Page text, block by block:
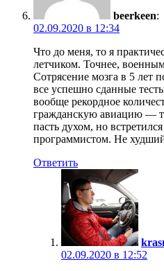
beerkeen:
02.09.2020 в 12:34
Что до меня, то я
летчиком. Точнее,
Сотрясение мозга в 5 лет
все успешно сданные
вообще рекордное
гражданскую авиацию —
пасть духом, но
программистом. Не
Ответить
02.09.2020 в 12:52